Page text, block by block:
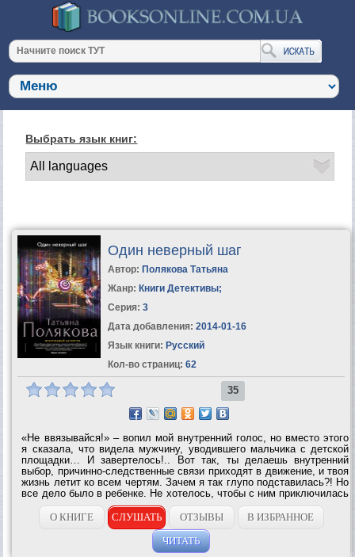
Выбрать язык книг:
Один неверный шаг
Автор: Полякова Татьяна
Жанр: Книги Детективы;
Серия: 3
Дата добавления: 2014-01-16
Язык книги: Русский
Кол-во страниц: 62
35
«Не ввязывайся!» – вопил мой внутренний голос, но вместо этого
я сказала, что видела мужчину, уводившего мальчика с детской
площадки… И завертелось!.. Вот так, ты делаешь внутренний
выбор, причинно-следственные связи приходят в движение, и твоя
жизнь летит ко всем чертям. Зачем я так глупо подставилась?! Но
все дело было в ребенке. Не хотелось, чтобы с ним приключилась
беда. Я помогла найти мальчика, поэтому ни о чем не жалела,
однако с...О КНИГЕ СЛУШАТЬ ОТЗЫВЫ
В ИЗБРАННОЕ
ЧИТАТЬ